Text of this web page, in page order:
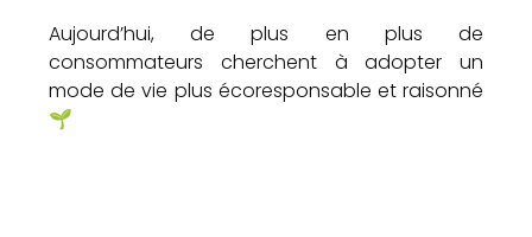
Aujourd’hui, de plus en plus de
consommateurs cherchent à adopter un
mode de vie plus écoresponsable et raisonné
🌱